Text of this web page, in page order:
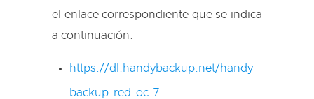
el enlace correspondiente que se indica
a continuación:
https://dl.handybackup.net/handy
backup-red-oc-7-